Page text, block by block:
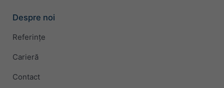
Despre noi
Referințe
Carieră
Contact